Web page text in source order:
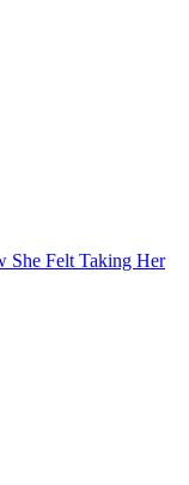
She Felt Taking Her